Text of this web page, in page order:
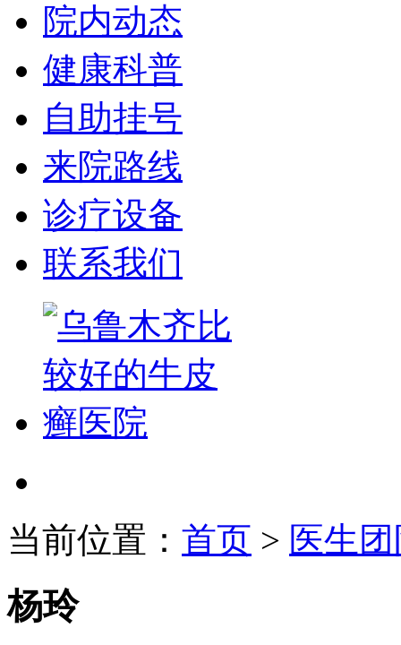
院内动态
健康科普
自助挂号
来院路线
诊疗设备
联系我们
当前位置： 首页 > 医生
杨玲